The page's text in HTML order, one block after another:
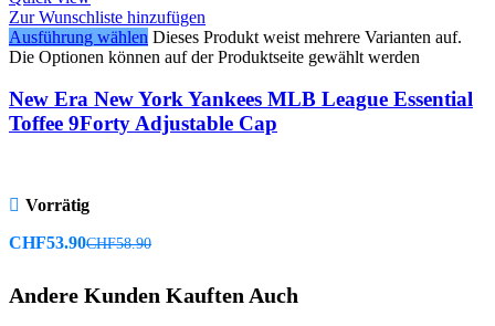
Zur Wunschliste hinzufügen
Ausführung wählen Dieses Produkt weist mehrere Varianten auf.
Die Optionen können auf der Produktseite gewählt werden
New Era New York Yankees MLB League Essential
Toffee 9Forty Adjustable Cap
Vorrätig
CHF53.90CHF58.90
Andere Kunden Kauften Auch